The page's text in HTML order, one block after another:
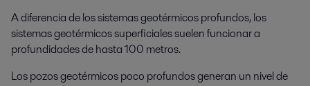
A diferencia de los sistemas geotérmicos profundos, los
sistemas geotérmicos superficiales suelen funcionar a
profundidades de hasta 100 metros.
Los pozos geotérmicos poco profundos generan un nivel de